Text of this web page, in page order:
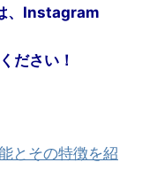
、Instagram
ださい！
とその特徴を紹